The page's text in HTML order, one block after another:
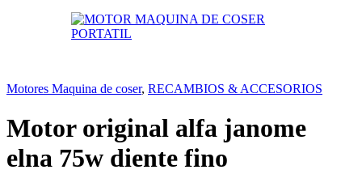
Motores Maquina de coser, RECAMBIOS & ACCESORIOS
Motor original alfa janome
elna 75w diente fino